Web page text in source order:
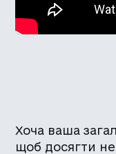
Хоча ваша
щоб досягти